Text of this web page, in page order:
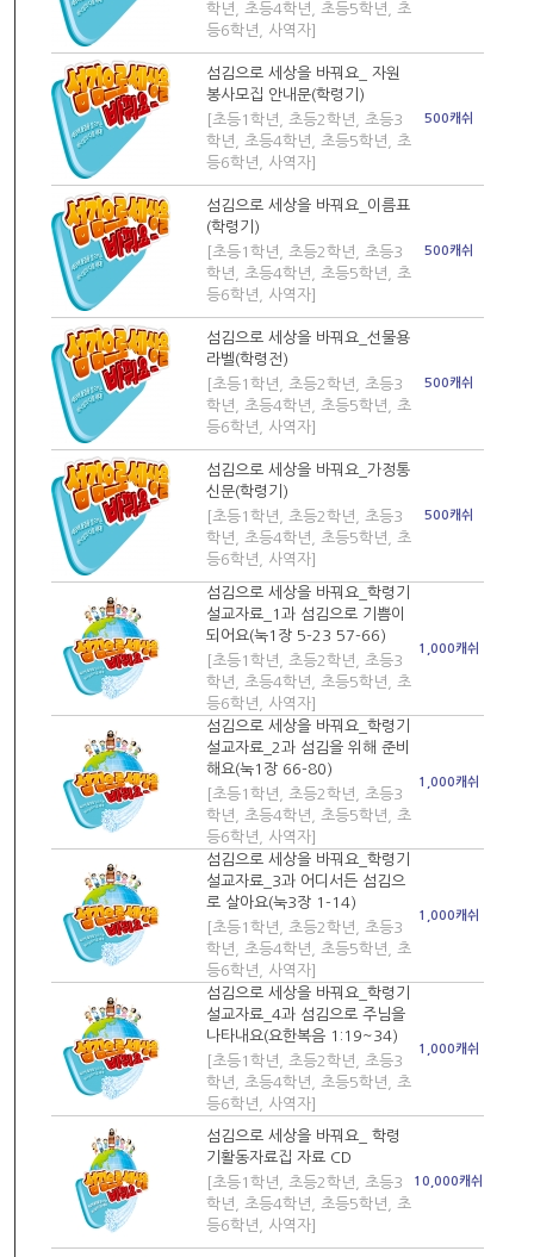
학년, 초등4학년, 초등5학년, 초
등6학년, 사역자]
섬김으로 세상을 바꿔요_ 자원
봉사모집 안내문(학령기)
[초등1학년, 초등2학년, 초등3
학년, 초등4학년, 초등5학년, 초
등6학년, 사역자]
500캐쉬
섬김으로 세상을 바꿔요_이름표
(학령기)
[초등1학년, 초등2학년, 초등3
학년, 초등4학년, 초등5학년, 초
등6학년, 사역자]
500캐쉬
섬김으로 세상을 바꿔요_선물용
라벨(학령전)
[초등1학년, 초등2학년, 초등3
학년, 초등4학년, 초등5학년, 초
등6학년, 사역자]
500캐쉬
섬김으로 세상을 바꿔요_가정통
신문(학령기)
[초등1학년, 초등2학년, 초등3
학년, 초등4학년, 초등5학년, 초
등6학년, 사역자]
500캐쉬
섬김으로 세상을 바꿔요_학령기
설교자료_1과 섬김으로 기쁨이
되어요(눅1장 5-23 57-66)
[초등1학년, 초등2학년, 초등3
학년, 초등4학년, 초등5학년, 초
등6학년, 사역자]
1,000캐쉬
섬김으로 세상을 바꿔요_학령기
설교자료_2과 섬김을 위해 준비
해요(눅1장 66-80)
[초등1학년, 초등2학년, 초등3
학년, 초등4학년, 초등5학년, 초
등6학년, 사역자]
1,000캐쉬
섬김으로 세상을 바꿔요_학령기
설교자료_3과 어디서든 섬김으
로 살아요(눅3장 1-14)
[초등1학년, 초등2학년, 초등3
학년, 초등4학년, 초등5학년, 초
등6학년, 사역자]
1,000캐쉬
섬김으로 세상을 바꿔요_학령기
설교자료_4과 섬김으로 주님을
나타내요(요한복음 1:19~34)
[초등1학년, 초등2학년, 초등3
학년, 초등4학년, 초등5학년, 초
등6학년, 사역자]
1,000캐쉬
섬김으로 세상을 바꿔요_ 학령
기활동자료집 자료 CD
[초등1학년, 초등2학년, 초등3
학년, 초등4학년, 초등5학년, 초
등6학년, 사역자]
10,000캐쉬